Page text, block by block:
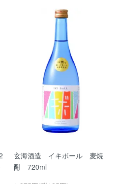
玄海酒造 イキボール 麦焼
酎 720ml